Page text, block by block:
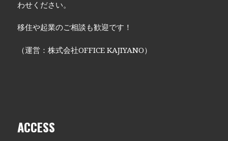
わせください。
移住や起業のご相談も歓迎です！
（運営：株式会社OFFICE KAJIYANO）
ACCESS